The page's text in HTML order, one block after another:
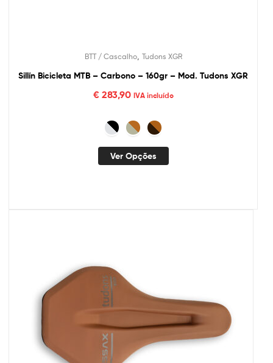
BTT / Cascalho, Tudons XGR
Sillín Bicicleta MTB – Carbono – 160gr – Mod. Tudons XGR
€283,90 IVA incluído
Ver Opções